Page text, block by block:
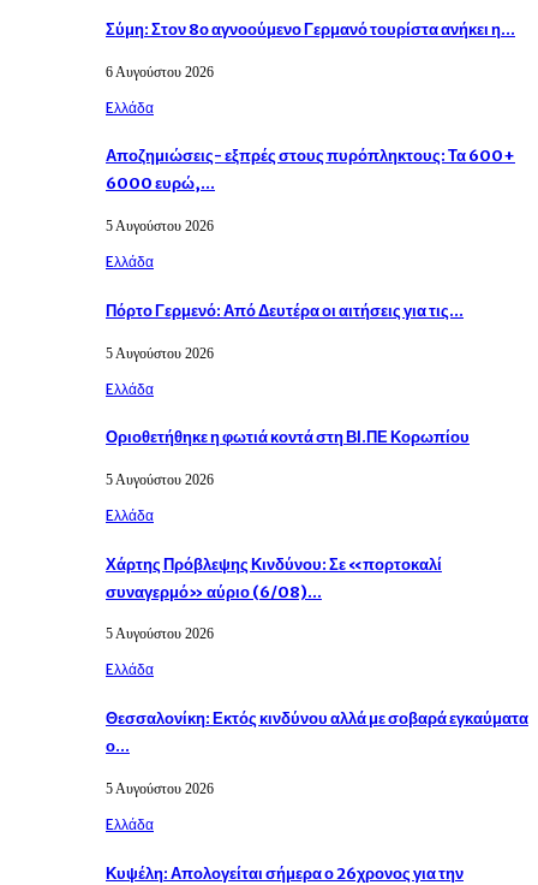
Σύμη: Στον 8ο αγνοούμενο Γερμανό τουρίστα ανήκει η…
6 Αυγούστου 2026
Eλλάδα
Αποζημιώσεις- εξπρές στους πυρόπληκτους: Τα 600+
6000 ευρώ,…
5 Αυγούστου 2026
Eλλάδα
Πόρτο Γερμενό: Από Δευτέρα οι αιτήσεις για τις…
5 Αυγούστου 2026
Eλλάδα
Οριοθετήθηκε η φωτιά κοντά στη ΒΙ.ΠΕ Κορωπίου
5 Αυγούστου 2026
Eλλάδα
Χάρτης Πρόβλεψης Κινδύνου: Σε «πορτοκαλί
συναγερμό» αύριο (6/08)…
5 Αυγούστου 2026
Eλλάδα
Θεσσαλονίκη: Εκτός κινδύνου αλλά με σοβαρά εγκαύματα
ο…
5 Αυγούστου 2026
Eλλάδα
Κυψέλη: Απολογείται σήμερα ο 26χρονος για την